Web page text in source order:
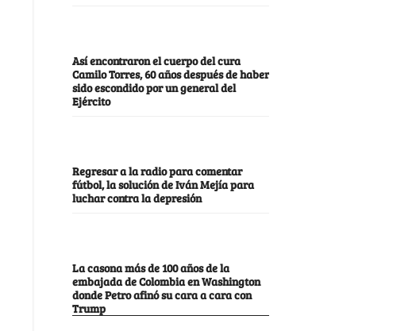
Así encontraron el cuerpo del cura
Camilo Torres, 60 años después de haber
sido escondido por un general del
Ejército
Regresar a la radio para comentar
fútbol, la solución de Iván Mejía para
luchar contra la depresión
La casona más de 100 años de la
embajada de Colombia en Washington
donde Petro afinó su cara a cara con
Trump